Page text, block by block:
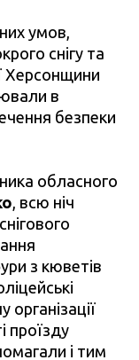
умов,
снігу та
Херсонщини
в
безпеки
обласного
, всю ніч
з кюветів
організації
проїзду
і тим